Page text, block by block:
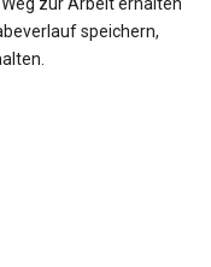
speichern,